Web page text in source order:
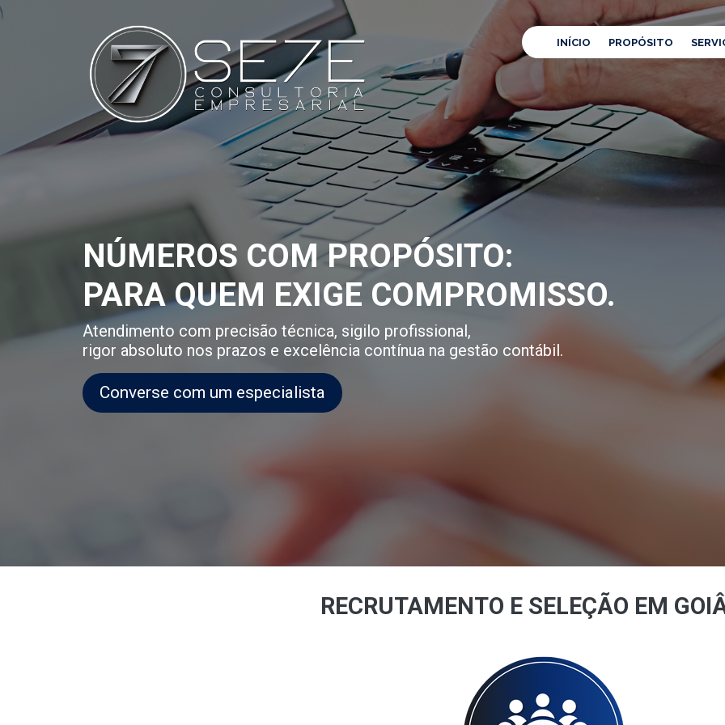
INÍCIO PROPÓSITO
NÚMEROS COM PROPÓSITO:
PARA QUEM EXIGE COMPROMISSO.
Atendimento com precisão técnica, sigilo profissional,
rigor absoluto nos prazos e excelência contínua na gestão contábil.
Converse com um especialista
RECRUTAMENTO E SELEÇÃO EM